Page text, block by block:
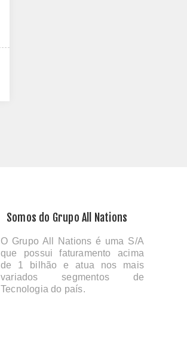
Somos do Grupo All Nations
O Grupo All Nations é uma S/A
que possui faturamento acima
de 1 bilhão e atua nos mais
variados segmentos de
Tecnologia do país.